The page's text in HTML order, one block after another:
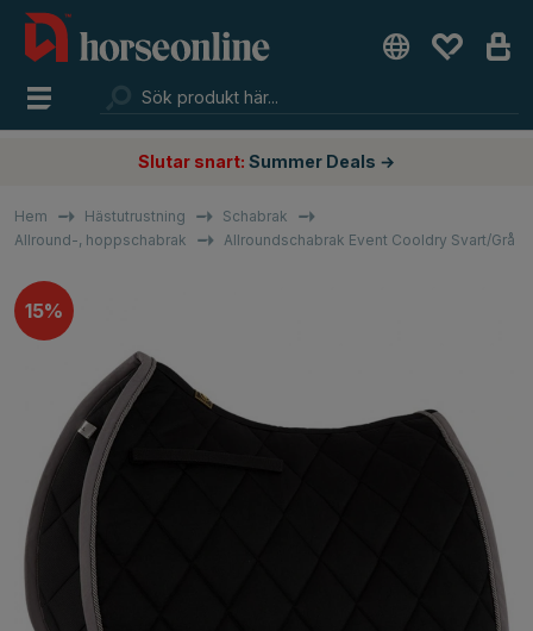
Slutar snart: Summer Deals →
Hem Hästutrustning
Schabrak
Allround-, hoppschabrak
Allroundschabrak Event Cooldry Svart/Grå
15%